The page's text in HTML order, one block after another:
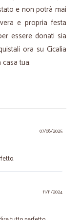
e non potrà mai
e propria festa
essere donati sia
ora su Cicalia
tua.
07/08/2025
11/11/2024